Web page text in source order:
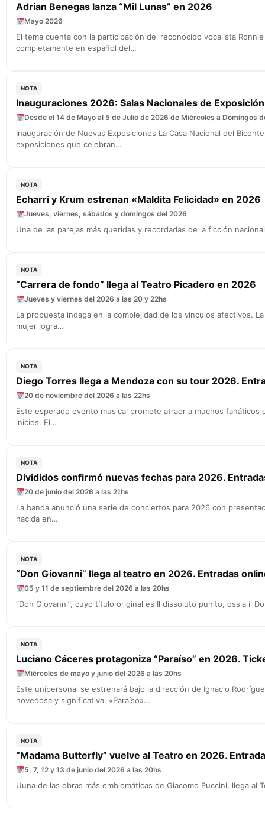
Adrian Benegas lanza “Mil Lunas” en 2026
Mayo 2026
El tema cuenta con la participación del reconocido vocalista
completamente en español del…
NOTA
Inauguraciones 2026: Salas Nacionales de
Desde el 14 de Mayo al 5 de Julio de 2026 de Miércoles a Domingos
Inauguración de Nuevas Exposiciones La Casa Nacional del
exposiciones que celebran…
NOTA
Echarri y Krum estrenan «Maldita Felicidad» en 2026
Jueves, viernes, sábados y domingos del 2026
Una de las parejas más queridas y recordadas de la ficción
NOTA
“Carrera de fondo” llega al Teatro Picadero en 2026
Jueves y viernes del 2026 a las 20 y 22hs
La propuesta indaga en la complejidad de los vínculos afectivos.
mujer logra…
NOTA
Diego Torres llega a Mendoza con su tour 2026.
20 de noviembre del 2026 a las 22hs
Este esperado evento musical promete atraer a muchos
inicios. El…
NOTA
Divididos confirmó nuevas fechas para 2026.
20 de junio del 2026 a las 21hs
La banda anunció una serie de conciertos para 2026 con
nacida en…
NOTA
“Don Giovanni” llega al teatro en 2026. Entradas
05 y 11 de septiembre del 2026 a las 20hs
“Don Giovanni”, cuyo título original es Il dissoluto punito, ossia il
NOTA
Luciano Cáceres protagoniza “Paraíso” en 2026.
Miércoles de mayo y junio del 2026 a las 20hs
Este unipersonal se estrenará bajo la dirección de Ignacio
novedosa y significativa. «Paraíso»…
NOTA
“Madama Butterfly” vuelve al Teatro en 2026.
5, 7, 12 y 13 de junio del 2026 a las 20hs
Uuna de las obras más emblemáticas de Giacomo Puccini, llega